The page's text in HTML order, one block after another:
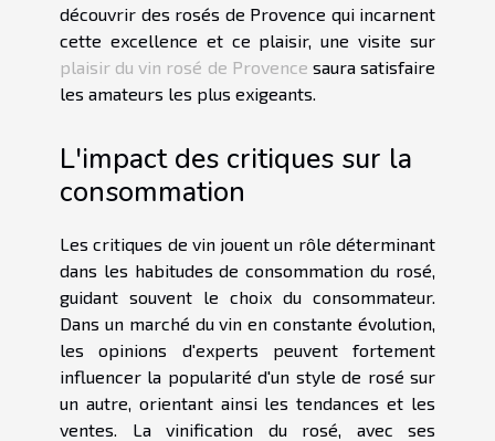
découvrir des rosés de Provence qui incarnent
cette excellence et ce plaisir, une visite sur
plaisir du vin rosé de Provence saura satisfaire
les amateurs les plus exigeants.
L'impact des critiques sur la
consommation
Les critiques de vin jouent un rôle déterminant
dans les habitudes de consommation du rosé,
guidant souvent le choix du consommateur.
Dans un marché du vin en constante évolution,
les opinions d'experts peuvent fortement
influencer la popularité d'un style de rosé sur
un autre, orientant ainsi les tendances et les
ventes. La vinification du rosé, avec ses